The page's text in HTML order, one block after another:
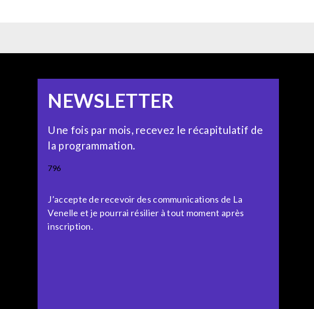
NEWSLETTER
Une fois par mois, recevez le récapitulatif de
la programmation.
796
J’accepte de recevoir des communications de La
Venelle et je pourrai résilier à tout moment après
inscription.